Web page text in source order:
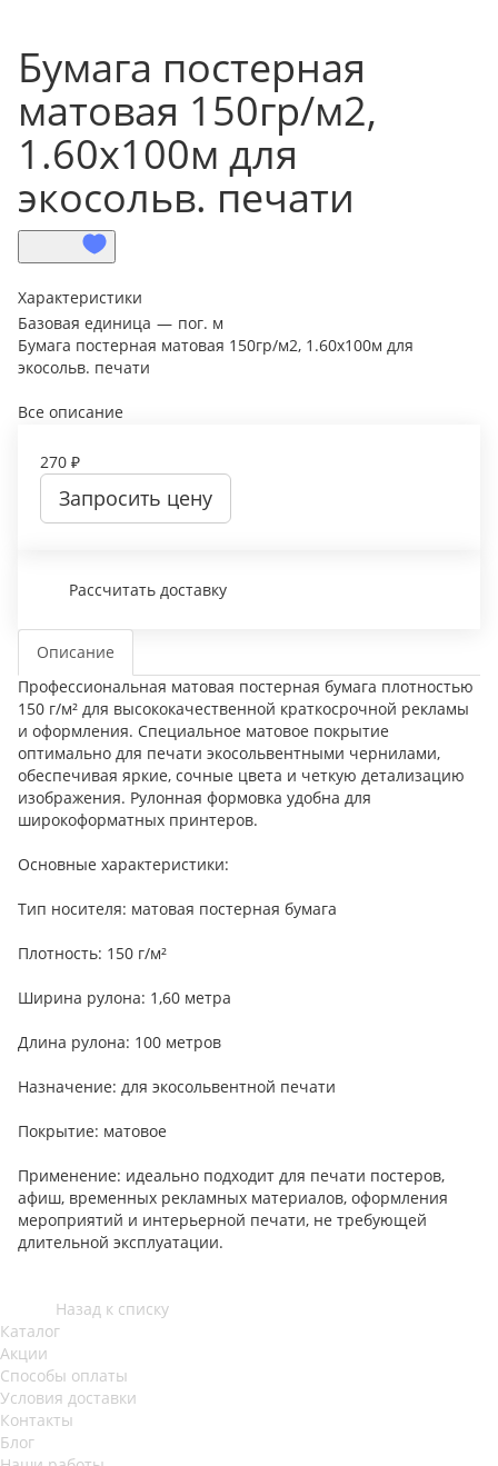
Бумага постерная
матовая 150гр/м2,
1.60х100м для
экосольв. печати
Характеристики
Базовая единица — пог. м
Бумага постерная матовая 150гр/м2, 1.60х100м для
экосольв. печати
Все описание
270 ₽
Запросить цену
Рассчитать доставку
Описание
Профессиональная матовая постерная бумага плотностью
150 г/м² для высококачественной краткосрочной рекламы
и оформления. Специальное матовое покрытие
оптимально для печати экосольвентными чернилами,
обеспечивая яркие, сочные цвета и четкую детализацию
изображения. Рулонная формовка удобна для
широкоформатных принтеров.
Основные характеристики:
Тип носителя: матовая постерная бумага
Плотность: 150 г/м²
Ширина рулона: 1,60 метра
Длина рулона: 100 метров
Назначение: для экосольвентной печати
Покрытие: матовое
Применение: идеально подходит для печати постеров,
афиш, временных рекламных материалов, оформления
мероприятий и интерьерной печати, не требующей
длительной эксплуатации.
Назад к списку
Каталог
Акции
Способы оплаты
Условия доставки
Контакты
Блог